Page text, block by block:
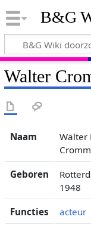
B&G
Walter
Naam
Walter
Geboren
1948
Functies acteur